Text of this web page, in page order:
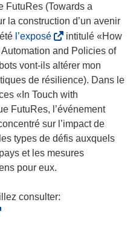
FutuRes (Towards a
la construction d’un avenir
l’exposé(
s
o
u
v
r
e
d
a
s
intitulé «How
and Policies of
vont-ils altérer mon
de résilience). Dans le
«In Touch with
FutuRes, l’événement
sur l’impact de
types de défis auxquels
et les mesures
pour eux.